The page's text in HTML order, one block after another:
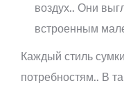
воздух.. Они
встроенным
Каждый стиль
потребностям.. В